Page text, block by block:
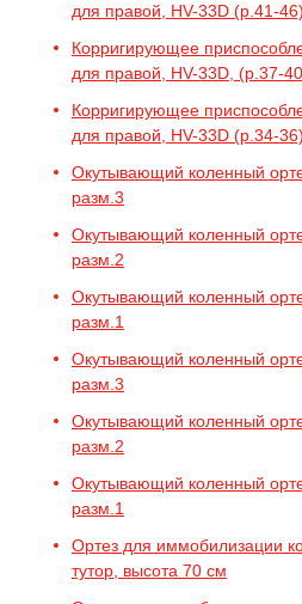
для правой, HV-33D (р.41-46)
Корригирующее
для правой, HV-33D, (р.37-
Корригирующее
для правой, HV-33D (р.34-36)
Окутывающий коленный
разм.3
Окутывающий коленный
разм.2
Окутывающий коленный
разм.1
Окутывающий коленный
разм.3
Окутывающий коленный
разм.2
Окутывающий коленный
разм.1
Ортез для иммобилизации
тутор, высота 70 см